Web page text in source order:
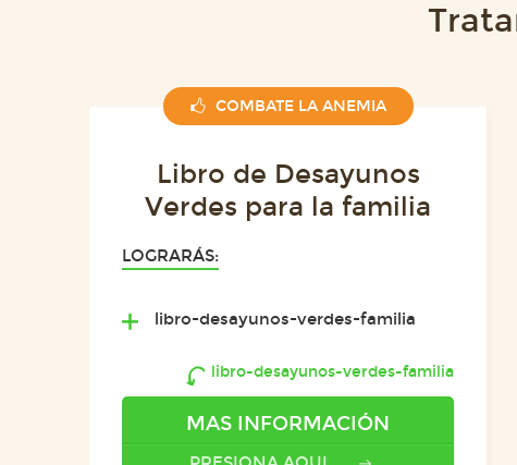
COMBATE LA ANEMIA
Libro de Desayunos
Verdes para la familia
LOGRARÁS:
libro-desayunos-verdes-familia
libro-desayunos-verdes-familia
MAS INFORMACIÓN